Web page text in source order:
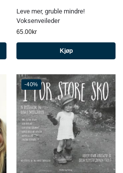
Leve mer, gruble mindre!
Voksenveileder
65.00kr
Kjøp
-40%